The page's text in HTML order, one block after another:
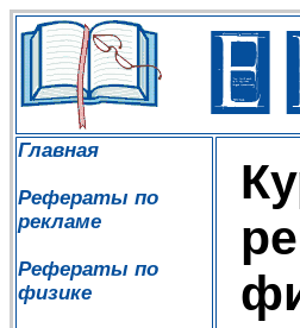
Главная
Рефераты по
рекламе
Рефераты по
физике